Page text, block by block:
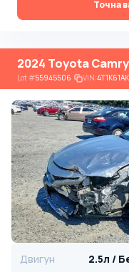
Точна
2024 Toyota
Lot#55945506 VIN:
Двигун 2.5л /